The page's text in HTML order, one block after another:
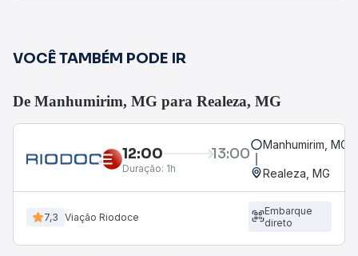
VOCÊ TAMBÉM PODE IR
De Manhumirim, MG para Realeza, MG
12:00 13:00
Duração: 1h
Manhumirim, MG
Realeza, MG
7,3 Viação Riodoce
Embarque
direto